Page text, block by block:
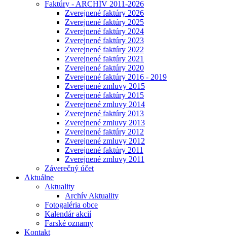
Faktúry - ARCHÍV 2011-2026
Zverejnené faktúry 2026
Zverejnené faktúry 2025
Zverejnené faktúry 2024
Zverejnené faktúry 2023
Zverejnené faktúry 2022
Zverejnené faktúry 2021
Zverejnené faktúry 2020
Zverejnené faktúry 2016 - 2019
Zverejnené zmluvy 2015
Zverejnené faktúry 2015
Zverejnené zmluvy 2014
Zverejnené faktúry 2013
Zverejnené zmluvy 2013
Zverejnené faktúry 2012
Zverejnené zmluvy 2012
Zverejnené faktúry 2011
Zverejnené zmluvy 2011
Záverečný účet
Aktuálne
Aktuality
Archív Aktuality
Fotogaléria obce
Kalendár akcií
Farské oznamy
Kontakt